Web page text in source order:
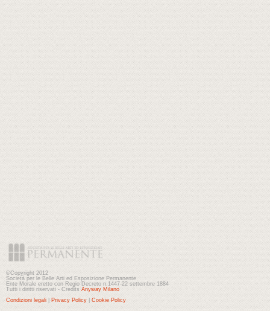
©Copyright 2012
Società per le Belle Arti ed Esposizione Permanente
Ente Morale eretto con Regio Decreto n.1447-22 settembre 1884
Tutti i diritti riservati - Credits Anyway Milano
Condizioni legali
Privacy Policy Cookie Policy